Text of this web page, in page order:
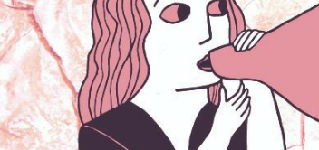
Hala Bedi irratiko Hizpidea
saioan Arrosaren 20 urteez
2021/07/03